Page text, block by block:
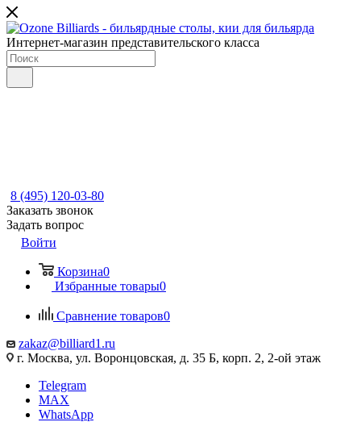
Интернет-магазин представительского класса
8 (495) 120-03-80
Заказать звонок
Задать вопрос
Войти
Корзина0
Избранные товары0
Сравнение товаров0
zakaz@billiard1.ru
г. Москва, ул. Воронцовская, д. 35 Б, корп. 2, 2-ой этаж
Telegram
MAX
WhatsApp